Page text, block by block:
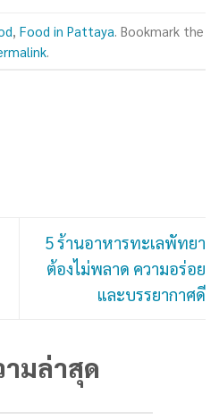
Food in Pattaya . Bookmark the
.
5 ร้านอาหารทะเลพัทยา
ต้องไม่พลาด ความอร่อย
และบรรยากาศดี
มล่าสุด